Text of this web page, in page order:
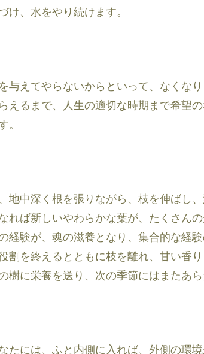
け、水をやり続けます。
与えてやらないからといって、なくな
えるまで、人生の適切な時期まで希望
。
地中深く根を張りながら、枝を伸ばし
れば新しいやわらかな葉が、たくさん
経験が、魂の滋養となり、集合的な経
割を終えるとともに枝を離れ、甘い香
樹に栄養を送り、次の季節にはまたあら
たには、ふと内側に入れば、外側の環